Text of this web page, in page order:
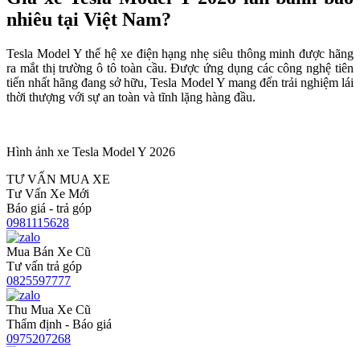
nhiêu tại Việt Nam?
Tesla Model Y thế hệ xe điện hạng nhẹ siêu thông minh được hãng
ra mắt thị trường ô tô toàn cầu. Được ứng dụng các công nghệ tiên
tiến nhất hãng đang sở hữu, Tesla Model Y mang đến trải nghiệm lái
thời thượng với sự an toàn và tĩnh lặng hàng đầu.
Hình ảnh xe Tesla Model Y 2026
TƯ VẤN MUA XE
Tư Vấn Xe Mới
Báo giá - trả góp
0981115628
Mua Bán Xe Cũ
Tư vấn trả góp
0825597777
Thu Mua Xe Cũ
Thẩm định - Báo giá
0975207268